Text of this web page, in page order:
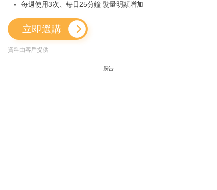
每週使用3次、每日25分鐘 髮量明顯增加
立即選購
資料由客戶提供
廣告